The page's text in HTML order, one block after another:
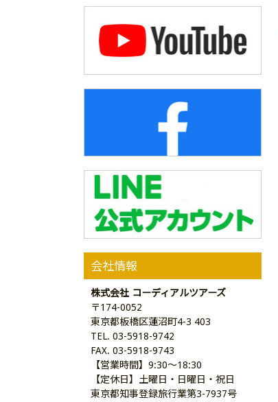
会社情報
株式会社 コーディアルツアーズ
〒174-0052
東京都板橋区蓮沼町4-3 403
TEL. 03-5918-9742
FAX. 03-5918-9743
【営業時間】9:30～18:30
【定休日】土曜日・日曜日・祝日
東京都知事登録旅行業第3-7937号